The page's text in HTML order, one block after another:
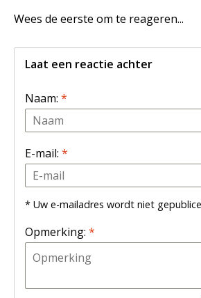
Wees de eerste om te reageren...
Laat een reactie achter
Naam: *
E-mail: *
* Uw e-mailadres wordt niet
Opmerking: *